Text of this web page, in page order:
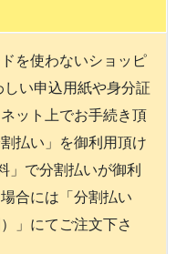
を使わないショッピ
い申込用紙や身分証
ット上でお手続き頂
払い」を御利用頂け
」で分割払いが御利
合には「分割払い
」にてご注文下さ